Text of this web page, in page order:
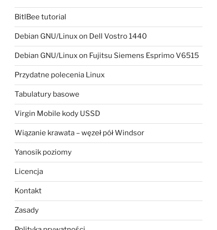
BitlBee tutorial
Debian GNU/Linux on Dell Vostro 1440
Debian GNU/Linux on Fujitsu Siemens Esprimo V6515
Przydatne polecenia Linux
Tabulatury basowe
Virgin Mobile kody USSD
Wiązanie krawata – węzeł pół Windsor
Yanosik poziomy
Licencja
Kontakt
Zasady